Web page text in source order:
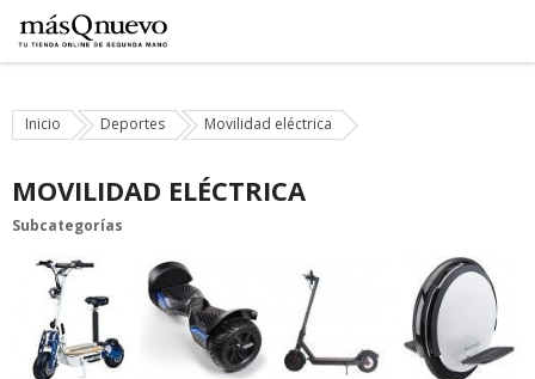
Inicio Deportes Movilidad eléctrica
MOVILIDAD ELÉCTRICA
Subcategorías